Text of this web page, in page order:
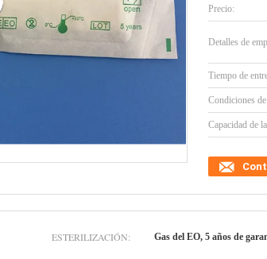
Precio:
Detalles de
Tiempo de
Condiciones
Capacidad de
ESTERILIZACIÓN: Gas del EO, 5 años de